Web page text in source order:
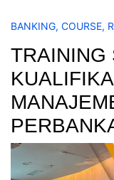
BANKING, COURSE,
TRAINING